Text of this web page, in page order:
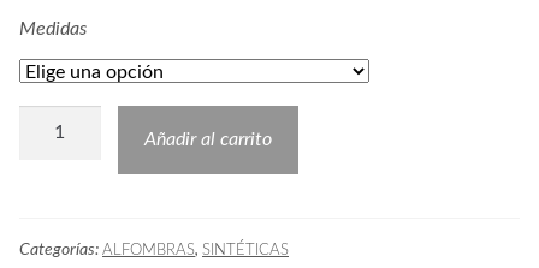
Medidas
Alfombra
cantidad
Añadir al carrito
Categorías: ALFOMBRAS, SINTÉTICAS